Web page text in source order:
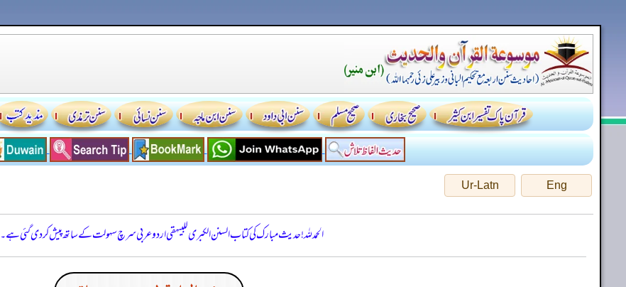
Eng
Ur-Latn
الحمدللہ! حدیث مبارک کی کتاب السنن الكبرى للبيهقي اردو عربی سرچ سہولت کے ساتھ پیش کر دی گئی ہے۔